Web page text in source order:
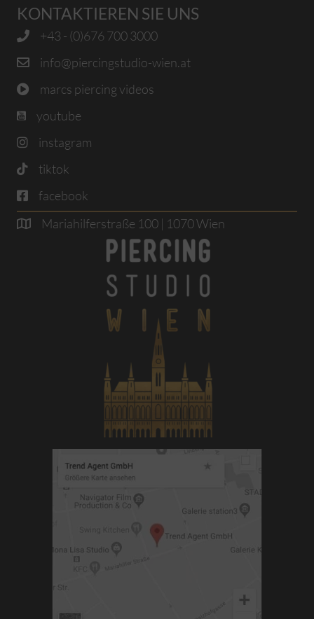
KONTAKTIEREN SIE UNS
+43 - (0)676 700 3000
info@piercingstudio-wien.at
marcs piercing videos
youtube
instagram
tiktok
facebook
Mariahilferstraße 100 | 1070 Wien